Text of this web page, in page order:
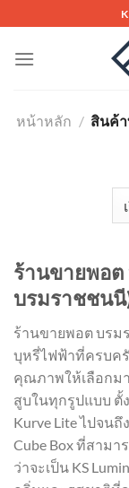
to
content
หน้าหลัก / สินค้
ร้านขายพอ
บรมราชชนนี
ร้านขายพอต บรม
บุหรี่ไฟฟ้าที่ครบค
คุณภาพให้เลือกม
สูบในทุกรูปแบบ ตั้
Kurve Lite ไปจน
Cube Box ที่สาม
ว่าจะเป็น KS